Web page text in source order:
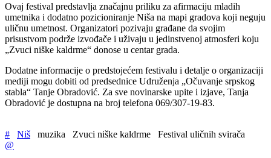
Ovaj festival predstavlja značajnu priliku za afirmaciju mladih
umetnika i dodatno pozicioniranje Niša na mapi gradova koji neguju
uličnu umetnost. Organizatori pozivaju građane da svojim
prisustvom podrže izvođače i uživaju u jedinstvenoj atmosferi koju
„Zvuci niške kaldrme“ donose u centar grada.
Dodatne informacije o predstojećem festivalu i detalje o organizaciji
mediji mogu dobiti od predsednice Udruženja „Očuvanje srpskog
stabla“ Tanje Obradović. Za sve novinarske upite i izjave, Tanja
Obradović je dostupna na broj telefona 069/307-19-83.
# Niš muzika Zvuci niške kaldrme
Festival uličnih svirača
@